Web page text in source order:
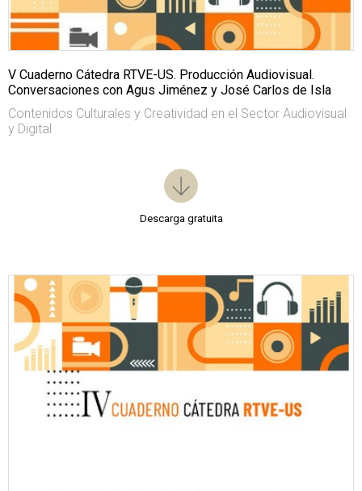
V Cuaderno Cátedra RTVE-US. Producción Audiovisual.
Conversaciones con Agus Jiménez y José Carlos de Isla
Contenidos Culturales y Creatividad en el Sector Audiovisual
y Digital
Descarga gratuita